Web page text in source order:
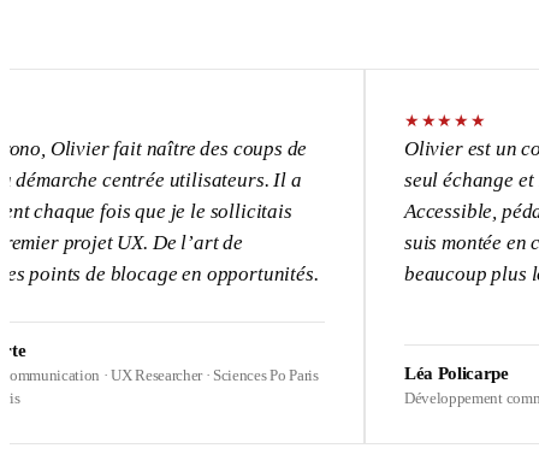
fait naître des coups de
centrée utilisateurs. Il a
fois que je le sollicitais
UX. De l’art de
de blocage en opportunités.
· UX Researcher · Sciences Po Paris
★
Olivier est un
seul échange et l’UX
Accessible,
suis montée en
beaucoup plus loin sur
Léa Policarpe
Développement commercial ·